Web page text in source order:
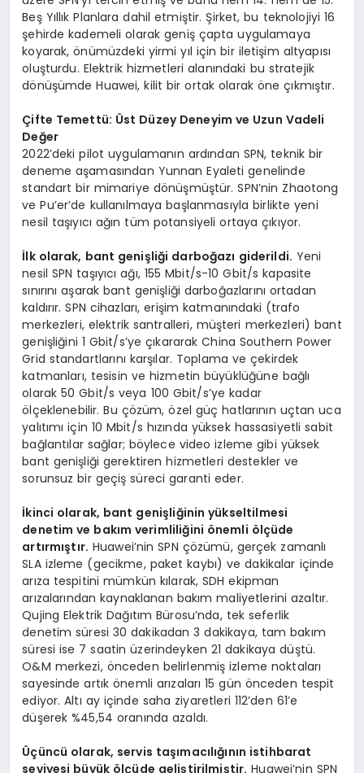
Beş Yıllık Planlara dahil etmiştir. Şirket, bu teknolojiyi 16
şehirde kademeli olarak geniş çapta uygulamaya
koyarak, önümüzdeki yirmi yıl için bir iletişim altyapısı
oluşturdu. Elektrik hizmetleri alanındaki bu stratejik
dönüşümde Huawei, kilit bir ortak olarak öne çıkmıştır.
Çifte Temettü: Üst Düzey Deneyim ve Uzun Vadeli
Değer
2022’deki pilot uygulamanın ardından SPN, teknik bir
deneme aşamasından Yunnan Eyaleti genelinde
standart bir mimariye dönüşmüştür. SPN’nin Zhaotong
ve Pu’er’de kullanılmaya başlanmasıyla birlikte yeni
nesil taşıyıcı ağın tüm potansiyeli ortaya çıkıyor.
İlk olarak, bant genişliği darboğazı giderildi. Yeni
nesil SPN taşıyıcı ağı, 155 Mbit/s-10 Gbit/s kapasite
sınırını aşarak bant genişliği darboğazlarını ortadan
kaldırır. SPN cihazları, erişim katmanındaki (trafo
merkezleri, elektrik santralleri, müşteri merkezleri) bant
genişliğini 1 Gbit/s’ye çıkararak China Southern Power
Grid standartlarını karşılar. Toplama ve çekirdek
katmanları, tesisin ve hizmetin büyüklüğüne bağlı
olarak 50 Gbit/s veya 100 Gbit/s’ye kadar
ölçeklenebilir. Bu çözüm, özel güç hatlarının uçtan uca
yalıtımı için 10 Mbit/s hızında yüksek hassasiyetli sabit
bağlantılar sağlar; böylece video izleme gibi yüksek
bant genişliği gerektiren hizmetleri destekler ve
sorunsuz bir geçiş süreci garanti eder.
İkinci olarak, bant genişliğinin yükseltilmesi
denetim ve bakım verimliliğini önemli ölçüde
artırmıştır. Huawei’nin SPN çözümü, gerçek zamanlı
SLA izleme (gecikme, paket kaybı) ve dakikalar içinde
arıza tespitini mümkün kılarak, SDH ekipman
arızalarından kaynaklanan bakım maliyetlerini azaltır.
Qujing Elektrik Dağıtım Bürosu’nda, tek seferlik
denetim süresi 30 dakikadan 3 dakikaya, tam bakım
süresi ise 7 saatin üzerindeyken 21 dakikaya düştü.
O&M merkezi, önceden belirlenmiş izleme noktaları
sayesinde artık önemli arızaları 15 gün önceden tespit
ediyor. Altı ay içinde saha ziyaretleri 112’den 61’e
düşerek %45,54 oranında azaldı.
Üçüncü olarak, servis taşımacılığının istihbarat
seviyesi büyük ölçüde geliştirilmiştir. Huawei’nin SPN